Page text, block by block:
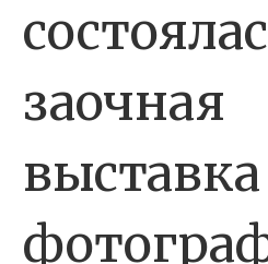
заочная
выставка